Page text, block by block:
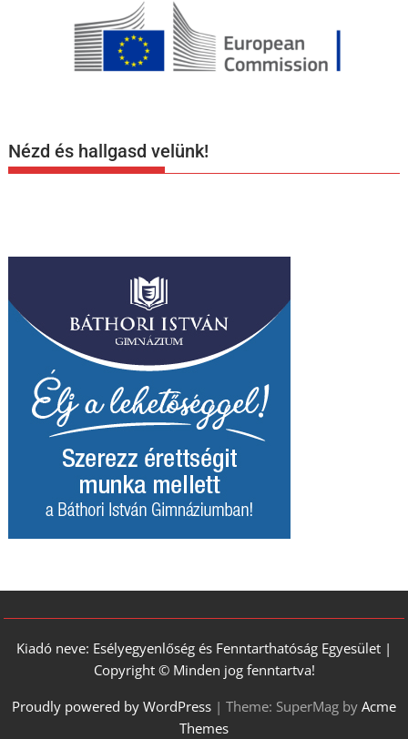
Nézd és hallgasd velünk!
Kiadó neve: Esélyegyenlőség és Fenntarthatóság Egyesület |
Copyright © Minden jog fenntartva!
Proudly powered by WordPress | Theme: SuperMag by Acme
Themes